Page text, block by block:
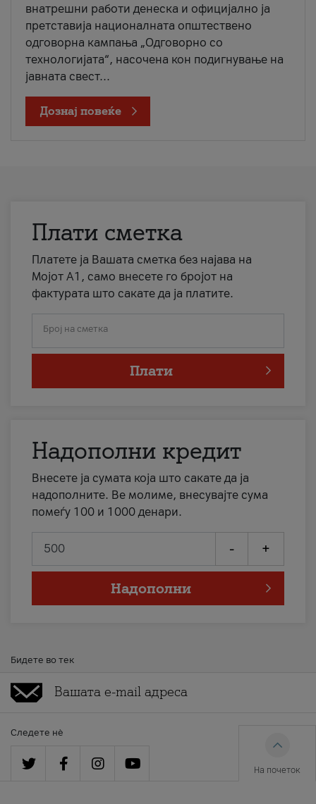
внатрешни работи денеска и официјално ја
претставија националната општествено
одговорна кампања „Одговорно со
технологијата“, насочена кон подигнување на
јавната свест...
Дознај повеќе
Плати сметка
Платете ја Вашата сметка без најава на
Мојот А1, само внесете го бројот на
фактурата што сакате да ја платите.
Број на сметка
Плати
Надополни кредит
Внесете ја сумата која што сакате да ја
надополните. Ве молиме, внесувајте сума
помеѓу 100 и 1000 денари.
- +
Надополни
Бидете во тек
Следете нè
На почеток